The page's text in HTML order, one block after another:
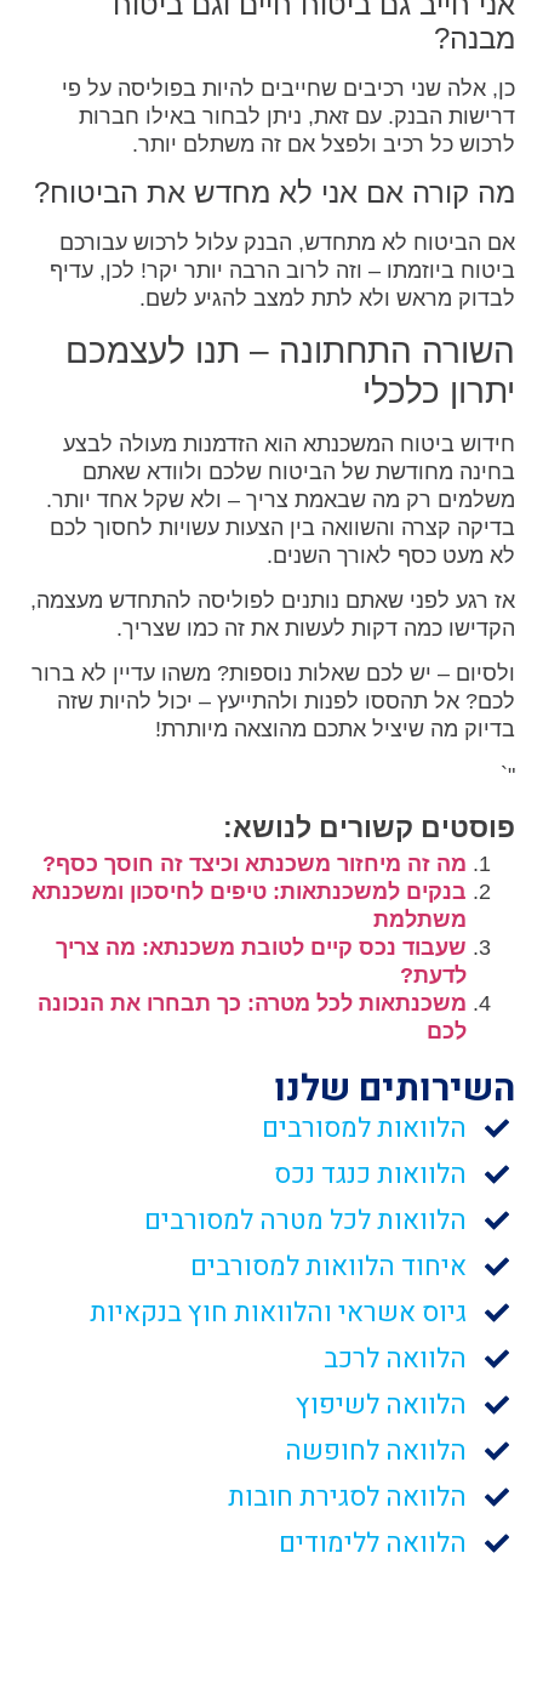
מבנה?
כן, אלה שני רכיבים שחייבים להיות בפוליסה על פי
דרישות הבנק. עם זאת, ניתן לבחור באילו חברות
לרכוש כל רכיב ולפצל אם זה משתלם יותר.
מה קורה אם אני לא מחדש את הביטוח?
אם הביטוח לא מתחדש, הבנק עלול לרכוש עבורכם
ביטוח ביוזמתו – וזה לרוב הרבה יותר יקר! לכן, עדיף
לבדוק מראש ולא לתת למצב להגיע לשם.
השורה התחתונה – תנו לעצמכם
יתרון כלכלי
חידוש ביטוח המשכנתא הוא הזדמנות מעולה לבצע
בחינה מחודשת של הביטוח שלכם ולוודא שאתם
משלמים רק מה שבאמת צריך – ולא שקל אחד יותר.
בדיקה קצרה והשוואה בין הצעות עשויות לחסוך לכם
לא מעט כסף לאורך השנים.
אז רגע לפני שאתם נותנים לפוליסה להתחדש מעצמה,
הקדישו כמה דקות לעשות את זה כמו שצריך.
ולסיום – יש לכם שאלות נוספות? משהו עדיין לא ברור
לכם? אל תהססו לפנות ולהתייעץ – יכול להיות שזה
בדיוק מה שיציל אתכם מהוצאה מיותרת!
"`
פוסטים קשורים לנושא:
מה זה מיחזור משכנתא וכיצד זה חוסך כסף?
בנקים למשכנתאות: טיפים לחיסכון ומשכנתא
משתלמת
שעבוד נכס קיים לטובת משכנתא: מה צריך
לדעת?
משכנתאות לכל מטרה: כך תבחרו את הנכונה
לכם
השירותים שלנו
הלוואות למסורבים
הלוואות כנגד נכס
הלוואות לכל מטרה למסורבים
איחוד הלוואות למסורבים
גיוס אשראי והלוואות חוץ בנקאיות
הלוואה לרכב
הלוואה לשיפוץ
הלוואה לחופשה
הלוואה לסגירת חובות
הלוואה ללימודים